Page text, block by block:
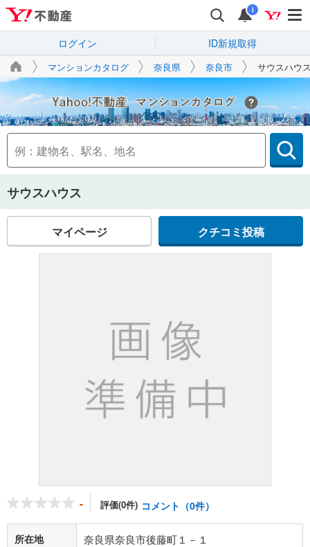
i
ログイン ID新規取得
マンションカタログ 奈良県 奈良市 サウスハウ
Yahoo!不動産
サウスハウス
マイページ クチコミ投稿
- 評価(0件) コメント（0件）
所在地 奈良県奈良市後藤町１－１